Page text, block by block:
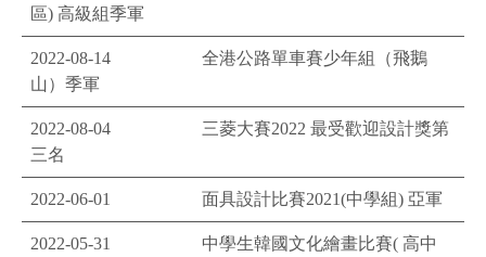
區) 高級組季軍
2022-08-14
全港公路單車賽少年組（飛鵝
山）季軍
2022-08-04
三菱大賽2022 最受歡迎設計獎第
三名
2022-06-01 面具設計比賽2021(中學組) 亞軍
2022-05-31
中學生韓國文化繪畫比賽( 高中